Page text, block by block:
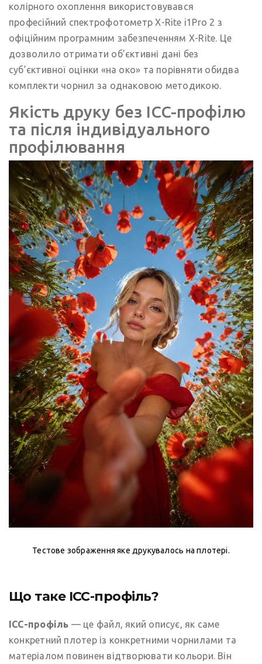
колірного охоплення використовувався
професійний спектрофотометр X-Rite i1Pro 2 з
офіційним програмним забезпеченням X-Rite. Це
дозволило отримати об’єктивні дані без
суб’єктивної оцінки «на око» та порівняти обидва
комплекти чорнил за однаковою методикою.
Якість друку без ICC-профілю
та після індивідуального
профілювання
Тестове зображення яке друкувалось на плотері.
Що таке ICC-профіль?
ICC-профіль — це файл, який описує, як саме
конкретний плотер із конкретними чорнилами та
матеріалом повинен відтворювати кольори. Він